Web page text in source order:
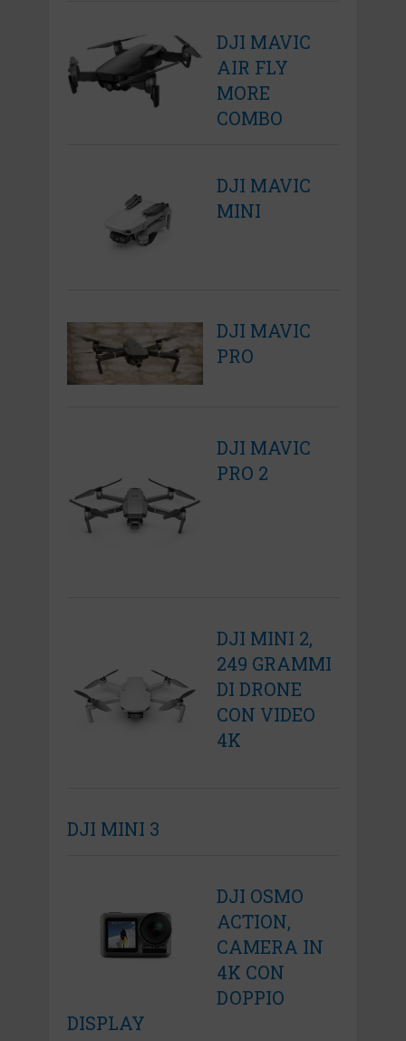
DJI MAVIC
AIR FLY
MORE
COMBO
DJI MAVIC
MINI
DJI MAVIC
PRO
DJI MAVIC
PRO 2
DJI MINI 2,
249 GRAMMI
DI DRONE
CON VIDEO
4K
DJI MINI 3
DJI OSMO
ACTION,
CAMERA IN
4K CON
DOPPIO
DISPLAY